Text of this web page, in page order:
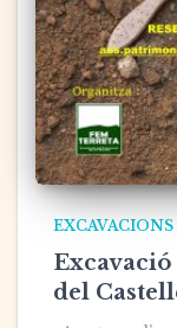
EXCAVACIONS
del